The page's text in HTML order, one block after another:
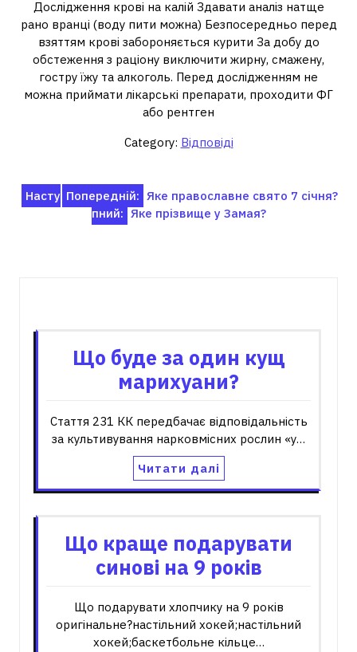
Дослідження крові на калій Здавати аналіз натще
рано вранці (воду пити можна) Безпосередньо перед
взяттям крові забороняється курити За добу до
обстеження з раціону виключити жирну, смажену,
гостру їжу та алкоголь. Перед дослідженням не
можна приймати лікарські препарати, проходити ФГ
або рентген
Category: Відповіді
Навігація
записів
Попередній: Яке православне свято 7 січня?
Насту
пний: Яке прізвище у Замая?
Що буде за один кущ
марихуани?
Стаття 231 КК передбачає відповідальність
за культивування нарковмісних рослин «у…
Читати далі
Що краще подарувати
синові на 9 років
Що подарувати хлопчику на 9 років
оригінальне?настільний хокей;настільний
хокей;баскетбольне кільце…